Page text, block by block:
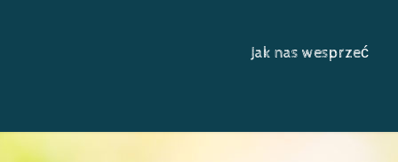
Jak nas wesprzeć